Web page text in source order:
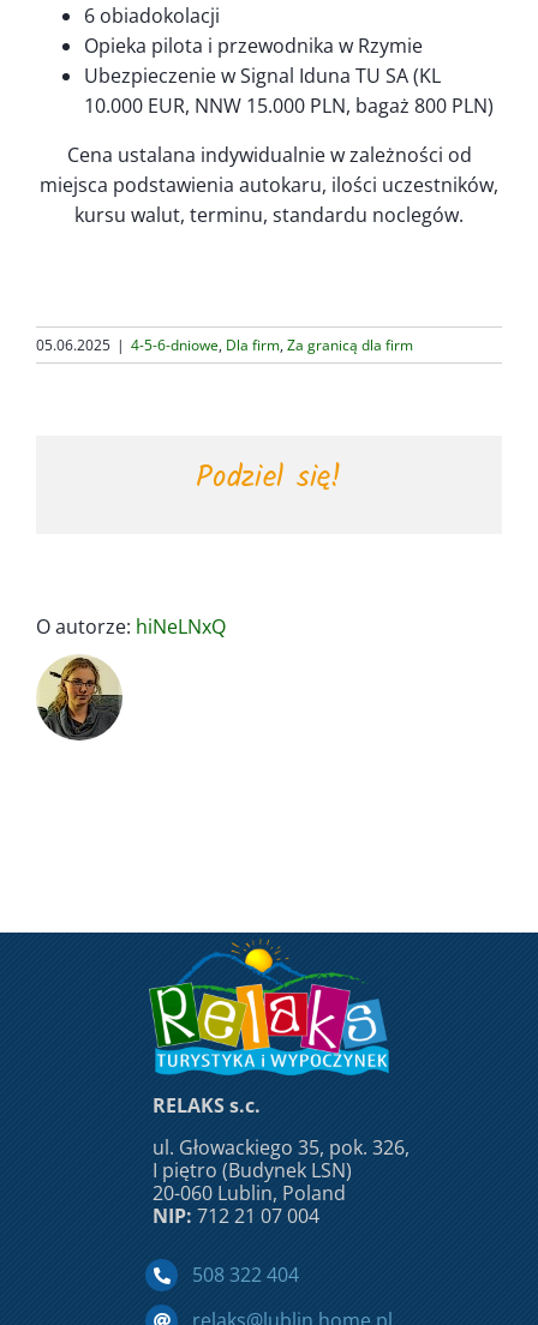
6 obiadokolacji
Opieka pilota i przewodnika w Rzymie
Ubezpieczenie w Signal Iduna TU SA (KL
10.000 EUR, NNW 15.000 PLN, bagaż 800 PLN)
Cena ustalana indywidualnie w zależności od
miejsca podstawienia autokaru, ilości uczestników,
kursu walut, terminu, standardu noclegów.
05.06.2025 | 4-5-6-dniowe, Dla firm, Za granicą dla firm
Podziel się!
O autorze: hiNeLNxQ
RELAKS s.c.
ul. Głowackiego 35, pok. 326,
I piętro (Budynek LSN)
20-060 Lublin, Poland
NIP: 712 21 07 004
508 322 404